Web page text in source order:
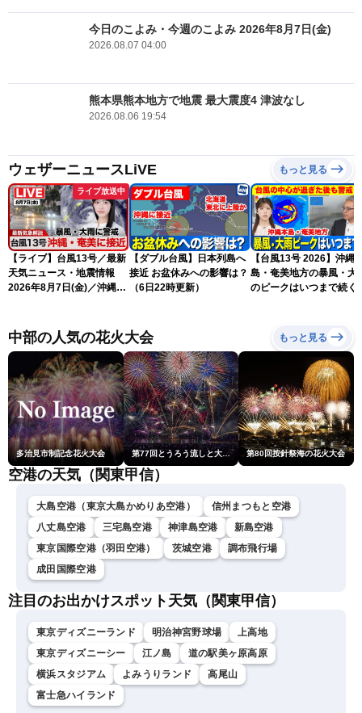
今日のこよみ・今週のこよみ 2026年8月7日(金)
2026.08.07 04:00
熊本県熊本地方で地震 最大震度4 津波なし
2026.08.06 19:54
ウェザーニュースLiVE もっと見る
ライブ放送中
【ライブ】台風13号／最新
天気ニュース・地震情報
2026年8月7日(金)／沖縄・
スLiVEモーニング・松本真
央／有賀哲夫〉
【ダブル台風】日本列島へ
接近 お盆休みへの影響は？
（6日22時更新）
【台風13号 2026】沖縄
島・奄美地方の暴風・大
のピークはいつまで続く
中部の人気の花火大会 もっと見る
多治見市制記念花火大会 第77回とうろう流しと大花火大会 第80回按針祭海の花火大会
空港の天気（関東甲信）
大島空港（東京大島かめりあ空港）
信州まつもと空港
八丈島空港
三宅島空港 神津島空港
新島空港
東京国際空港（羽田空港）
茨城空港
調布飛行場
成田国際空港
注目のお出かけスポット天気（関東甲信）
東京ディズニーランド 明治神宮野球場
上高地
東京ディズニーシー
江ノ島
道の駅美ヶ原高原
横浜スタジアム
よみうりランド
高尾山
富士急ハイランド